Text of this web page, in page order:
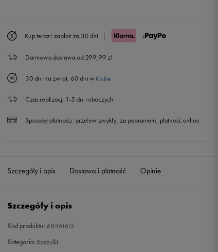
XXL Powiadom o dostępności
Kup teraz i zapłać za 30 dni |
Darmowa dostawa od 299,99 zł
30 dni na zwrot, 60 dni w Klubie
Czas realizacji 1-5 dni roboczych
Sposoby płatności: przelew zwykły, za pobraniem, płatność online
Szczegóły i opis Dostawa i płatność Opinie
Szczegóły i opis
Kod produktu: 68461615
Kategoria: Koszulki